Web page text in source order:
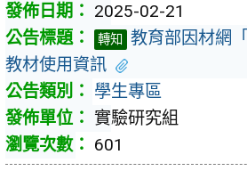
2025-02-21
轉知
教育部因材網
教材使用資訊
學生專區
實驗研究組
601